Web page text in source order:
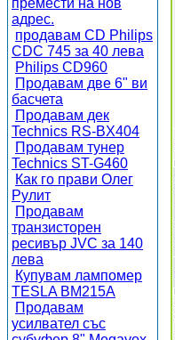
премести на нов
адрес.
продавам CD Philips
CDC 745 за 40 лева
Philips CD960
Продавам две 6" ви
басчета
Продавам дек
Technics RS-BX404
Продавам тунер
Technics ST-G460
Как го прави Олег
Рулит
Продавам
транзисторен
ресивър JVC за 140
лева
Купувам лампомер
TESLA BM215A
Продавам
усилвател със